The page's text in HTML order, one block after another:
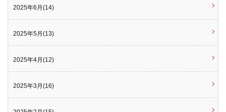
2025年6月(14)
2025年5月(13)
2025年4月(12)
2025年3月(16)